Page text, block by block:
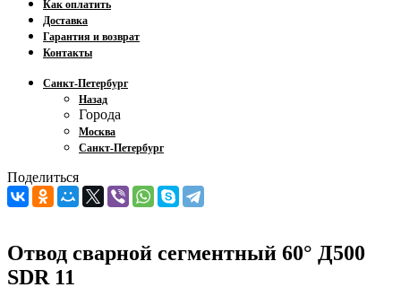
Как оплатить
Доставка
Гарантия и возврат
Контакты
Санкт-Петербург
Назад
Города
Москва
Санкт-Петербург
Поделиться
Отвод сварной сегментный 60° Д500
SDR 11